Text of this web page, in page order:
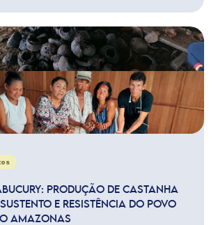
PRODUÇÃO DE CASTANHA
E RESISTÊNCIA DO POVO
AMAZONAS